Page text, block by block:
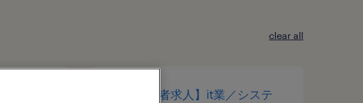
clear all
【障がい者求人】it業／システ